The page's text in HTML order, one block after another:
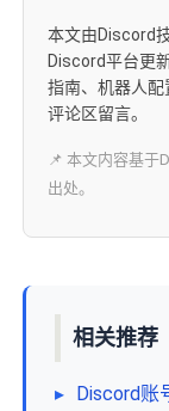
本文由Discord
Discord平台更
指南、机器人
评论区留言。
📌 本文内容基于
出处。
相关推荐
▸ Discord账